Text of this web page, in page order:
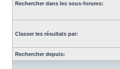
Rechercher dans les sous-forums:
Classer les résultats par:
Rechercher depuis: